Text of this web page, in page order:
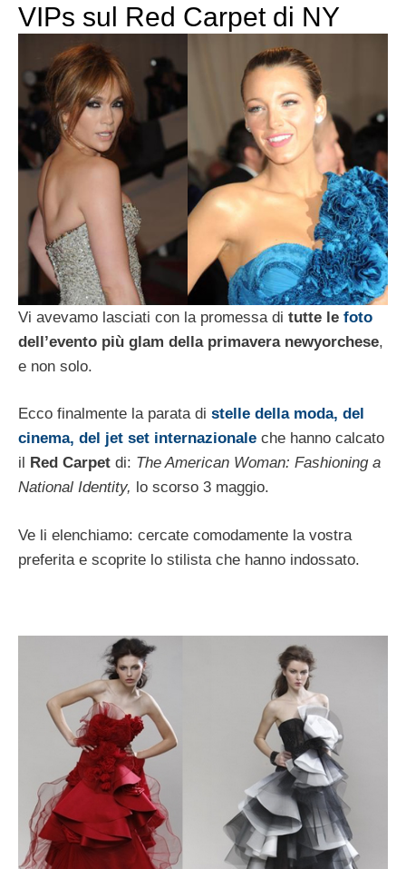
VIPs sul Red Carpet di NY
Vi avevamo lasciati con la promessa di tutte le foto
dell’evento più glam della primavera newyorchese,
e non solo.
Ecco finalmente la parata di stelle della moda, del
cinema, del jet set internazionale che hanno calcato
il Red Carpet di: The American Woman: Fashioning a
National Identity, lo scorso 3 maggio.
Ve li elenchiamo: cercate comodamente la vostra
preferita e scoprite lo stilista che hanno indossato.